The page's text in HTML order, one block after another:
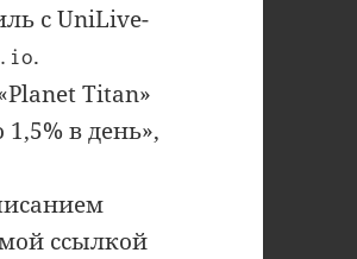
с UniLive-
.
Titan»
в день»,
ссылкой